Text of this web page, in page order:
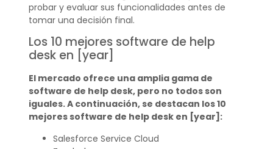
probar y evaluar sus funcionalidades antes de
tomar una decisión final.
Los 10 mejores software de help
desk en [year]
El mercado ofrece una amplia gama de
software de help desk, pero no todos son
iguales. A continuación, se destacan los 10
mejores software de help desk en [year]:
Salesforce Service Cloud